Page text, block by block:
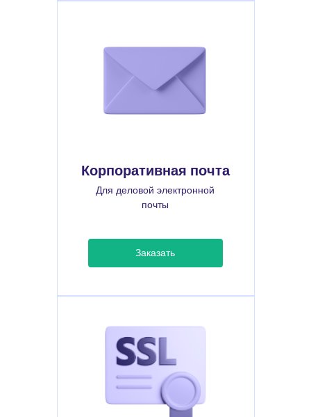
Корпоративная почта
Для деловой электронной
почты
Заказать